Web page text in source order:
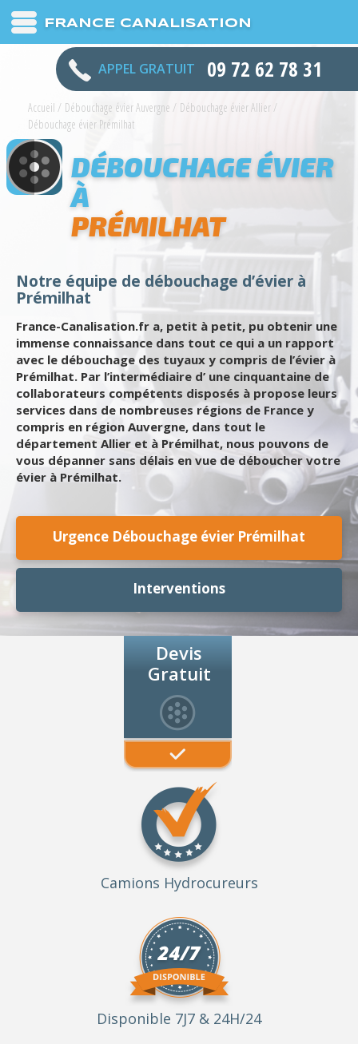
FRANCE CANALISATION
APPEL GRATUIT 09 72 62 78 31
Accueil / Débouchage évier Auvergne / Débouchage évier Allier /
Débouchage évier Prémilhat
DÉBOUCHAGE ÉVIER
À
PRÉMILHAT
Notre équipe de débouchage d’évier à
Prémilhat
France-Canalisation.fr a, petit à petit, pu obtenir une
immense connaissance dans tout ce qui a un rapport
avec le débouchage des tuyaux y compris de l’évier à
Prémilhat. Par l’intermédiaire d’ une cinquantaine de
collaborateurs compétents disposés à propose leurs
services dans de nombreuses régions de France y
compris en région Auvergne, dans tout le
département Allier et à Prémilhat, nous pouvons de
vous dépanner sans délais en vue de déboucher votre
évier à Prémilhat.
Urgence Débouchage évier Prémilhat
Interventions
Devis
Gratuit
Camions Hydrocureurs
Disponible 7J7 & 24H/24